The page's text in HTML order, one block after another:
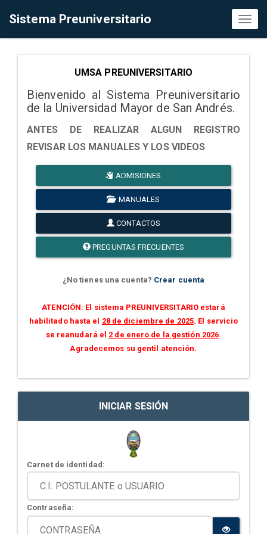
Sistema Preuniversitario
UMSA PREUNIVERSITARIO
Bienvenido al Sistema Preuniversitario
de la Universidad Mayor de San Andrés.
ANTES DE REALIZAR ALGUN REGISTRO
REVISAR LOS MANUALES Y LOS VIDEOS
ADMISIONES
MANUALES
CONTACTOS
PREGUNTAS FRECUENTES
¿No tienes una cuenta? Crear cuenta
ATENCIÓN: El sistema PREUNIVERSITARIO estará
habilitado hasta el 28 de diciembre de 2025. El servicio
se reanudará el 2 de enero de la gestión 2026.
Agradecemos su gentil atención.
INICIAR SESIÓN
Carnet de identidad:
Contraseña: